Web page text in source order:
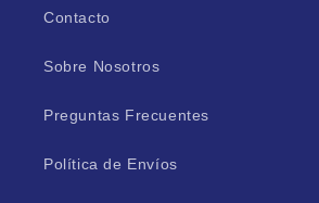
Contacto
Sobre Nosotros
Preguntas Frecuentes
Política de Envíos